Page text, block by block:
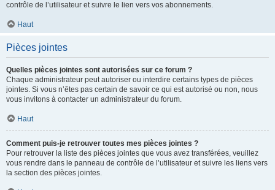
contrôle de l’utilisateur et suivre le lien vers vos abonnements.
Haut
Pièces jointes
Quelles pièces jointes sont autorisées sur ce forum ?
Chaque administrateur peut autoriser ou interdire certains types de pièces
jointes. Si vous n’êtes pas certain de savoir ce qui est autorisé ou non, nous
vous invitons à contacter un administrateur du forum.
Haut
Comment puis-je retrouver toutes mes pièces jointes ?
Pour retrouver la liste des pièces jointes que vous avez transférées, veuillez
vous rendre dans le panneau de contrôle de l’utilisateur et suivre les liens vers
la section des pièces jointes.